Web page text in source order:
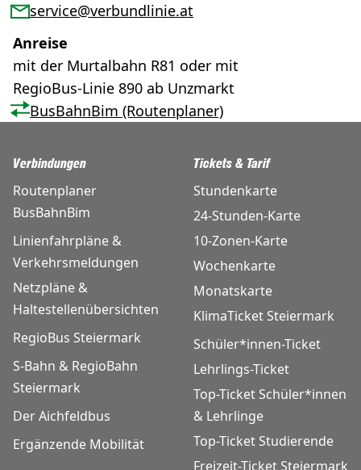
service@verbundlinie.at
Anreise
mit der Murtalbahn R81 oder mit
RegioBus-Linie 890 ab Unzmarkt
BusBahnBim (Routenplaner)
Verbindungen
Routenplaner
BusBahnBim
Linienfahrpläne &
Verkehrsmeldungen
Netzpläne &
Haltestellenübersichten
RegioBus Steiermark
S-Bahn & RegioBahn
Steiermark
Der Aichfeldbus
Ergänzende Mobilität
Tickets & Tarif
Stundenkarte
24-Stunden-Karte
10-Zonen-Karte
Wochenkarte
Monatskarte
KlimaTicket Steiermark
Schüler*innen-Ticket
Lehrlings-Ticket
Top-Ticket Schüler*innen
& Lehrlinge
Top-Ticket Studierende
Freizeit-Ticket Steiermark